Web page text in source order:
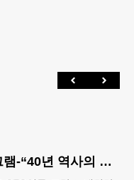
■ 화제의 여행 프로그램-“40년 역사의 신뢰… 서유럽 8개국 13일 대장정”